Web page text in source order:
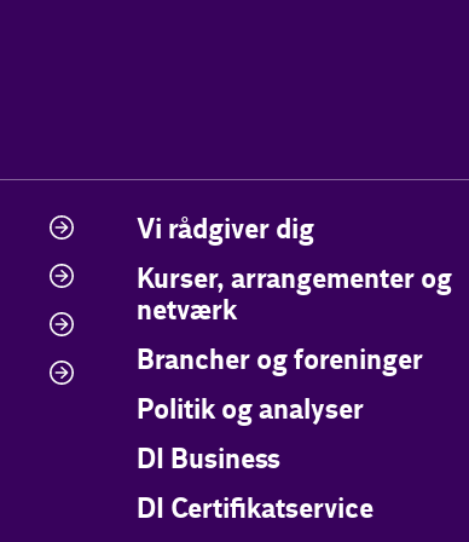
Vi rådgiver dig
Kurser, arrangementer og
netværk
Brancher og foreninger
Politik og analyser
DI Business
DI Certifikatservice